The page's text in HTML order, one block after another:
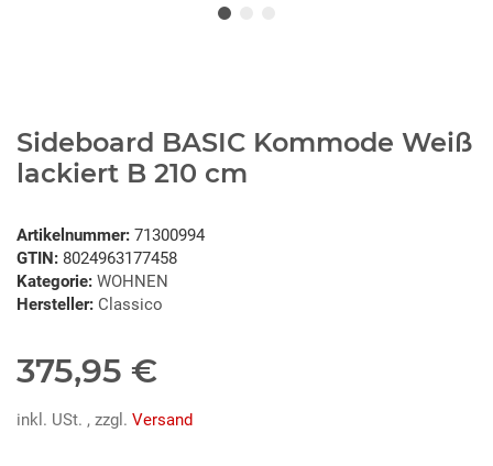
Sideboard BASIC Kommode Weiß
lackiert B 210 cm
Artikelnummer: 71300994
GTIN: 8024963177458
Kategorie: WOHNEN
Hersteller: Classico
375,95 €
inkl. USt. , zzgl. Versand